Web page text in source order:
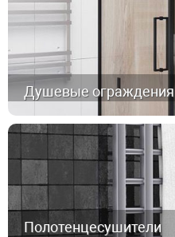
Душевые ограждения
Полотенцесушители